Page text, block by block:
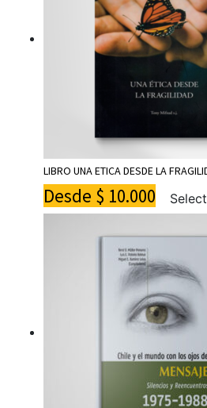
LIBRO UNA ETICA DESDE LA
Desde $ 10.000